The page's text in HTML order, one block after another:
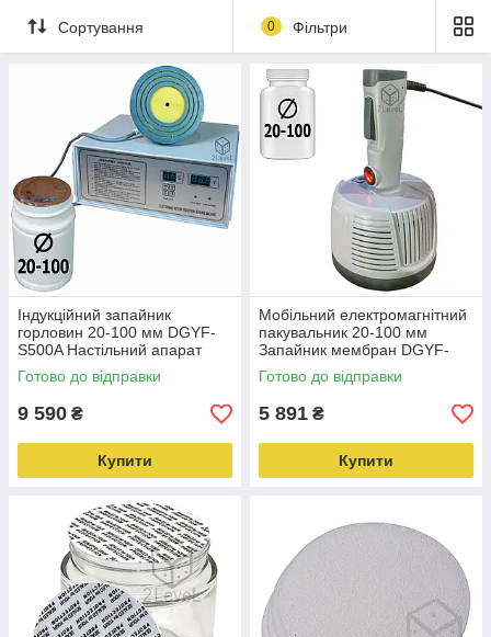
Сортування 0 Фільтри
Індукційний запайник
горловин 20-100 мм DGYF-
S500A Настільний апарат
безконтактної запаювання
Hualian
Готово до відправки
9 590 ₴
Купити
Мобільний електромагнітний
пакувальник 20-100 мм
Запайник мембран DGYF-
400A Переносний індукційний
запайник Hualian
Готово до відправки
5 891 ₴
Купити